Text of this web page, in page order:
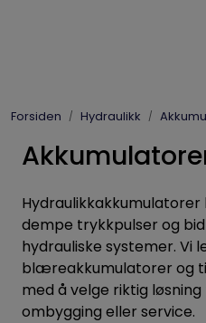
Forsiden Hydraulikk
dempe trykkpulser og
hydrauliske systemer. Vi
blæreakkumulatorer og
med å velge riktig
ombygging eller service.
Enerpac
Dynaset
Vinsjer